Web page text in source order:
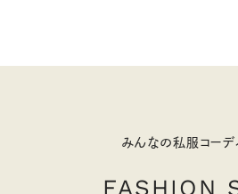
みんなの私服コーデ
FASHION